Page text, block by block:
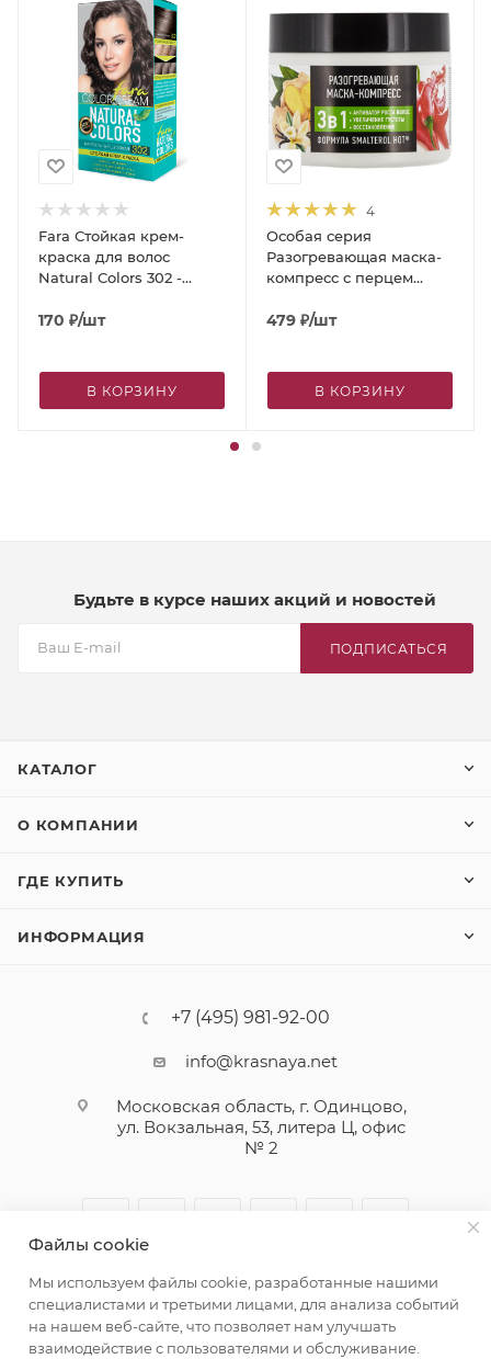
Fara Стойкая крем-
краска для волос
Natural Colors 302 -
170 ₽/шт
В КОРЗИНУ
4
Особая серия
Разогревающая маска-
компресс с перцем
волос», 300 г
479 ₽/шт
В КОРЗИНУ
Будьте в курсе наших акций и новостей
ПОДПИСАТЬСЯ
КАТАЛОГ
О КОМПАНИИ
ГДЕ КУПИТЬ
ИНФОРМАЦИЯ
+7 (495) 981-92-00
info@krasnaya.net
Московская область, г. Одинцово,
ул. Вокзальная, 53, литера Ц, офис
№ 2
© 2026 Русская Косметика. Все права защищены
Файлы cookie
Мы используем файлы cookie, разработанные нашими
специалистами и третьими лицами, для анализа событий
на нашем веб-сайте, что позволяет нам улучшать
взаимодействие с пользователями и обслуживание.